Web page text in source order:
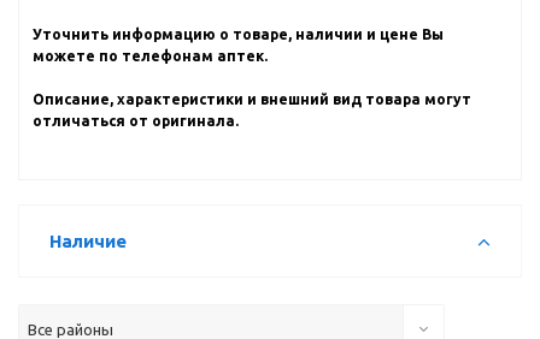
Уточнить информацию о товаре, наличии и цене Вы
можете по телефонам аптек.
Описание, характеристики и внешний вид товара могут
отличаться от оригинала.
Наличие
Все районы